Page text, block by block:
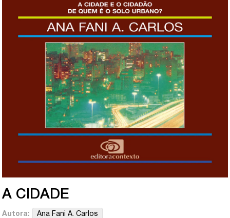
A CIDADE
Autora: Ana Fani A. Carlos